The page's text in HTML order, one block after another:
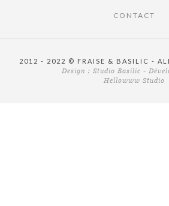
CONTACT
2012 - 2022 © FRAISE & BASILIC -
Design : Studio Basilic -
Hellowww Studio